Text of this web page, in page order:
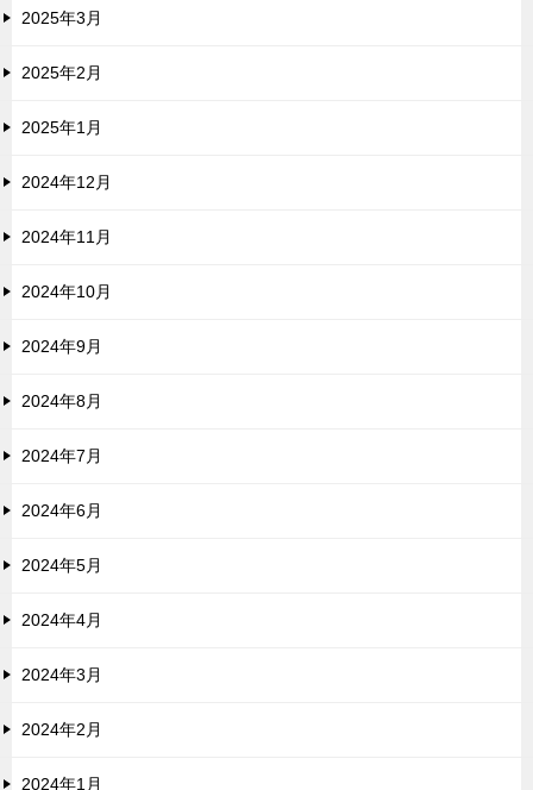
2025年3月
2025年2月
2025年1月
2024年12月
2024年11月
2024年10月
2024年9月
2024年8月
2024年7月
2024年6月
2024年5月
2024年4月
2024年3月
2024年2月
2024年1月